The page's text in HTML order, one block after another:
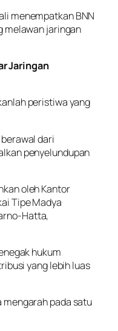
menempatkan BNN
melawan jaringan
Jaringan
peristiwa yang
dari
penyelundupan
oleh Kantor
Tipe Madya
Hatta,
hukum
yang lebih luas
pada satu